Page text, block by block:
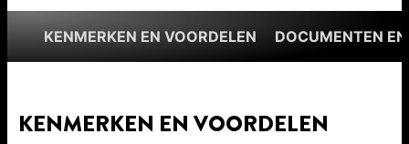
KENMERKEN EN VOORDELEN DOCUMENTEN
KENMERKEN EN VOORDELEN